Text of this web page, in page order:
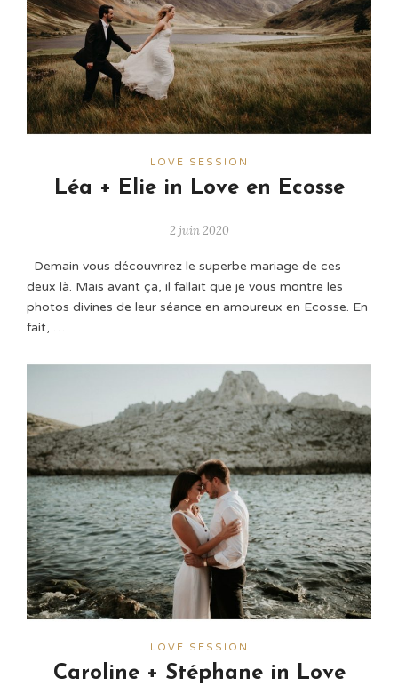
LOVE SESSION
Léa + Elie in Love en Ecosse
2 juin 2020
Demain vous découvrirez le superbe mariage de ces
deux là. Mais avant ça, il fallait que je vous montre les
photos divines de leur séance en amoureux en Ecosse. En
fait, …
LOVE SESSION
Caroline + Stéphane in Love